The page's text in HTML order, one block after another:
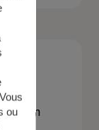
faire un
ou